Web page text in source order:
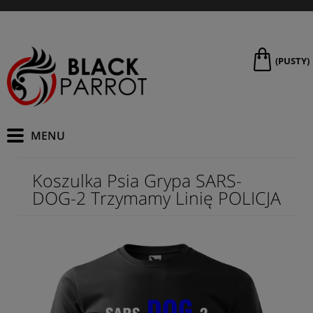
(PUSTY)
Koszulka Psia Grypa SARS-
DOG-2 Trzymamy Linię POLICJA